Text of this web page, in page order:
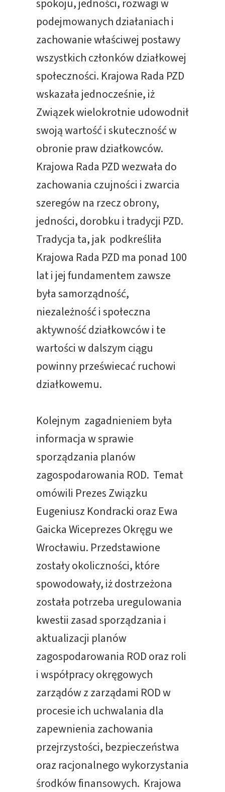
spokoju, jedności, rozwagi w
podejmowanych działaniach i
zachowanie właściwej postawy
wszystkich członków działkowej
społeczności. Krajowa Rada PZD
wskazała jednocześnie, iż
Związek wielokrotnie udowodnił
swoją wartość i skuteczność w
obronie praw działkowców.
Krajowa Rada PZD wezwała do
zachowania czujności i zwarcia
szeregów na rzecz obrony,
jedności, dorobku i tradycji PZD.
Tradycja ta, jak podkreśliła
Krajowa Rada PZD ma ponad 100
lat i jej fundamentem zawsze
była samorządność,
niezależność i społeczna
aktywność działkowców i te
wartości w dalszym ciągu
powinny przeświecać ruchowi
działkowemu.
Kolejnym zagadnieniem była
informacja w sprawie
sporządzania planów
zagospodarowania ROD. Temat
omówili Prezes Związku
Eugeniusz Kondracki oraz Ewa
Gaicka Wiceprezes Okręgu we
Wrocławiu. Przedstawione
zostały okoliczności, które
spowodowały, iż dostrzeżona
została potrzeba uregulowania
kwestii zasad sporządzania i
aktualizacji planów
zagospodarowania ROD oraz roli
i współpracy okręgowych
zarządów z zarządami ROD w
procesie ich uchwalania dla
zapewnienia zachowania
przejrzystości, bezpieczeństwa
oraz racjonalnego wykorzystania
środków finansowych. Krajowa